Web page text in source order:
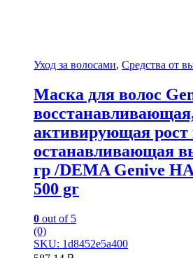
Уход за волосами, Средства от
Маска для волос
активирующая рост
останавливающая
гр /DEMA Genive
500 gr
0 out of 5
(0)
SKU: 1d8452e5a400